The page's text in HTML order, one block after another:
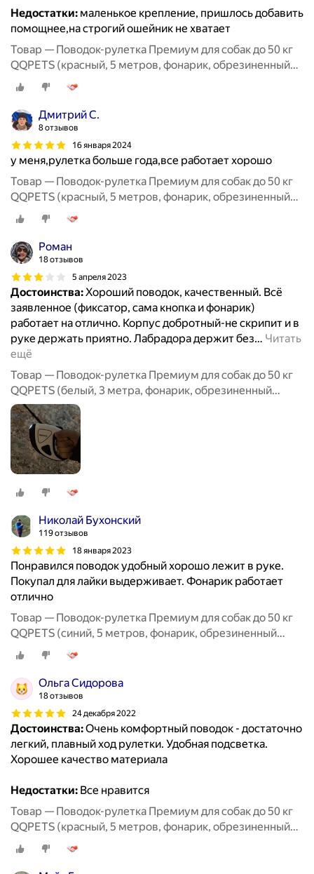
Недостатки: маленькое крепление, пришлось добавить
помощнее,на строгий ошейник не хватает
Товар — Поводок-рулетка Премиум для собак до 50 кг
QQPETS (красный, 5 метров, фонарик, обрезиненный
корпус)
Дмитрий С.
8 отзывов
16 января 2024
у меня,рулетка больше года,все работает хорошо
Товар — Поводок-рулетка Премиум для собак до 50 кг
QQPETS (красный, 5 метров, фонарик, обрезиненный
корпус)
Роман
18 отзывов
5 апреля 2023
Достоинства:Хороший поводок, качественный. Всё
заявленное (фиксатор, сама кнопка и фонарик)
работает на отлично. Корпус добротный-не скрипит и в
руке держать приятно. Лабрадора держит без… Читать
ещё
Товар — Поводок-рулетка Премиум для собак до 50 кг
QQPETS (белый, 3 метра, фонарик, обрезиненный
корпус)
Николай Бухонский
119 отзывов
18 января 2023
Понравился поводок удобный хорошо лежит в руке.
Покупал для лайки выдерживает. Фонарик работает
отлично
Товар — Поводок-рулетка Премиум для собак до 50 кг
QQPETS (синий, 5 метров, фонарик, обрезиненный
корпус)
Ольга Сидорова
18 отзывов
24 декабря 2022
Достоинства:Очень комфортный поводок - достаточно
легкий, плавный ход рулетки. Удобная подсветка.
Хорошее качество материала
Недостатки: Все нравится
Товар — Поводок-рулетка Премиум для собак до 50 кг
QQPETS (красный, 5 метров, фонарик, обрезиненный
корпус)